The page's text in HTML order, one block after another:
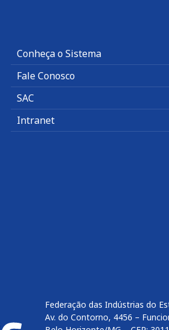
Conheça o Sistema
Fale Conosco
SAC
Intranet
Federação das Indústrias do
Av. do Contorno, 4456 –